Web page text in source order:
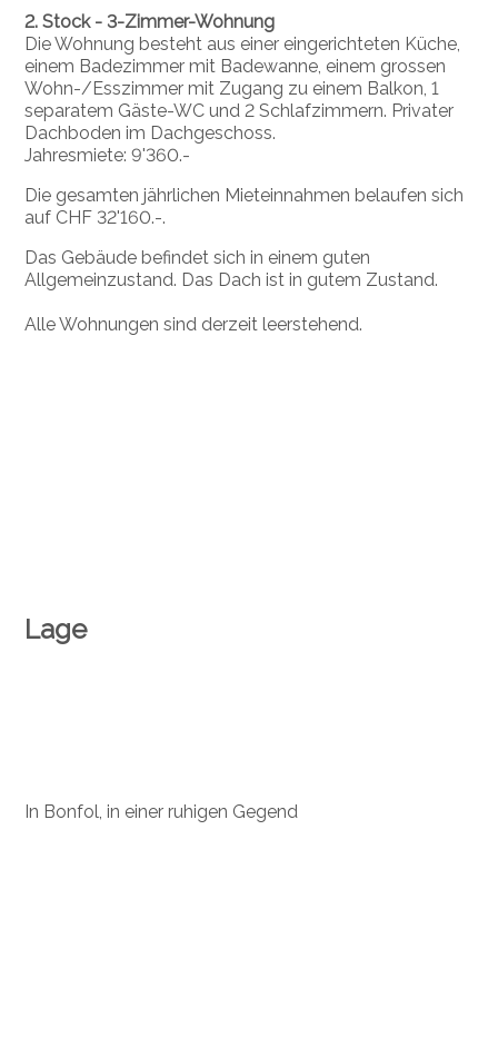
2. Stock - 3-Zimmer-Wohnung
Die Wohnung besteht aus einer eingerichteten Küche,
einem Badezimmer mit Badewanne, einem grossen
Wohn-/Esszimmer mit Zugang zu einem Balkon, 1
separatem Gäste-WC und 2 Schlafzimmern. Privater
Dachboden im Dachgeschoss.
Jahresmiete: 9'360.-
Die gesamten jährlichen Mieteinnahmen belaufen sich
auf CHF 32'160.-.
Das Gebäude befindet sich in einem guten
Allgemeinzustand. Das Dach ist in gutem Zustand.
Alle Wohnungen sind derzeit leerstehend.
Lage
In Bonfol, in einer ruhigen Gegend